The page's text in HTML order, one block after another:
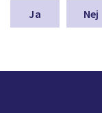
a
n
Nej